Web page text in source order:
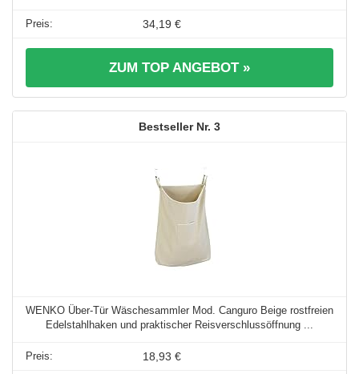
34,19 €
ZUM TOP ANGEBOT »
3
WENKO Über-Tür Wäschesammler Mod. Canguro Beige rostfreien
Edelstahlhaken und praktischer Reisverschlussöffnung ...
18,93 €